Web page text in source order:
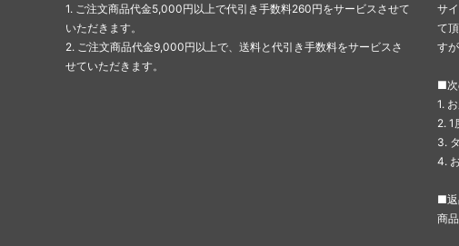
1. ご注文商品代金5,000円以上で代引き手数料260円をサービスさせて
いただきます。
2. ご注文商品代金9,000円以上で、送料と代引き手数料をサービスさ
せていただきます。
サ
て
す
■次
1.
2. 1
3.
4.
■返
商